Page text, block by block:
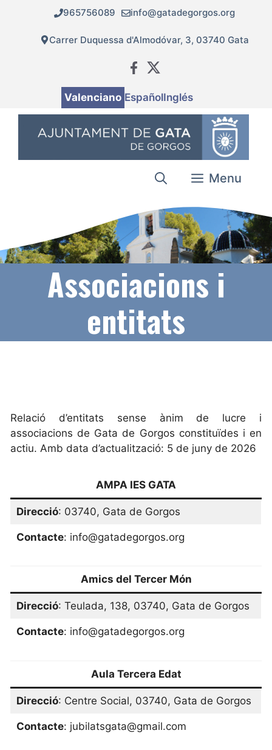
contingut
965756089 info@gatadegorgos.org
Carrer Duquessa d'Almodóvar, 3, 03740 Gata
Valenciano EspañolInglés
Menu
Associacions i
entitats
Relació d’entitats sense ànim de lucre i
associacions de Gata de Gorgos constituïdes i en
actiu. Amb data d’actualització: 5 de juny de 2026
AMPA IES GATA
Direcció: 03740, Gata de Gorgos
Contacte: info@gatadegorgos.org
Amics del Tercer Món
Direcció: Teulada, 138, 03740, Gata de Gorgos
Contacte: info@gatadegorgos.org
Aula Tercera Edat
Direcció: Centre Social, 03740, Gata de Gorgos
Contacte: jubilatsgata@gmail.com